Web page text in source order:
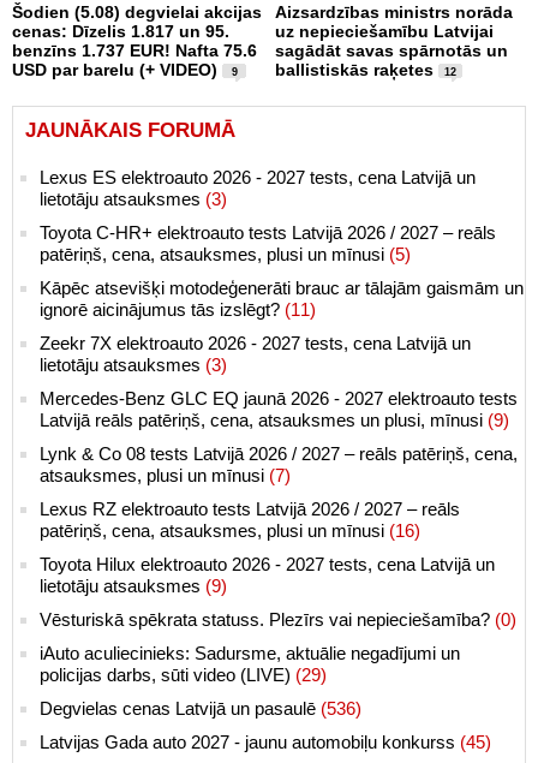
Šodien (5.08) degvielai akcijas
cenas: Dīzelis 1.817 un 95.
benzīns 1.737 EUR! Nafta 75.6
USD par barelu (+ VIDEO)
9
Aizsardzības ministrs norāda
uz nepieciešamību Latvijai
sagādāt savas spārnotās un
ballistiskās raķetes
12
JAUNĀKAIS FORUMĀ
Lexus ES elektroauto 2026 - 2027 tests, cena Latvijā un
lietotāju atsauksmes (3)
Toyota C-HR+ elektroauto tests Latvijā 2026 / 2027 – reāls
patēriņš, cena, atsauksmes, plusi un mīnusi (5)
Kāpēc atsevišķi motodeģenerāti brauc ar tālajām gaismām un
ignorē aicinājumus tās izslēgt? (11)
Zeekr 7X elektroauto 2026 - 2027 tests, cena Latvijā un
lietotāju atsauksmes (3)
Mercedes-Benz GLC EQ jaunā 2026 - 2027 elektroauto tests
Latvijā reāls patēriņš, cena, atsauksmes un plusi, mīnusi (9)
Lynk & Co 08 tests Latvijā 2026 / 2027 – reāls patēriņš, cena,
atsauksmes, plusi un mīnusi (7)
Lexus RZ elektroauto tests Latvijā 2026 / 2027 – reāls
patēriņš, cena, atsauksmes, plusi un mīnusi (16)
Toyota Hilux elektroauto 2026 - 2027 tests, cena Latvijā un
lietotāju atsauksmes (9)
Vēsturiskā spēkrata statuss. Plezīrs vai nepieciešamība? (0)
iAuto aculiecinieks: Sadursme, aktuālie negadījumi un
policijas darbs, sūti video (LIVE) (29)
Degvielas cenas Latvijā un pasaulē (536)
Latvijas Gada auto 2027 - jaunu automobiļu konkurss (45)